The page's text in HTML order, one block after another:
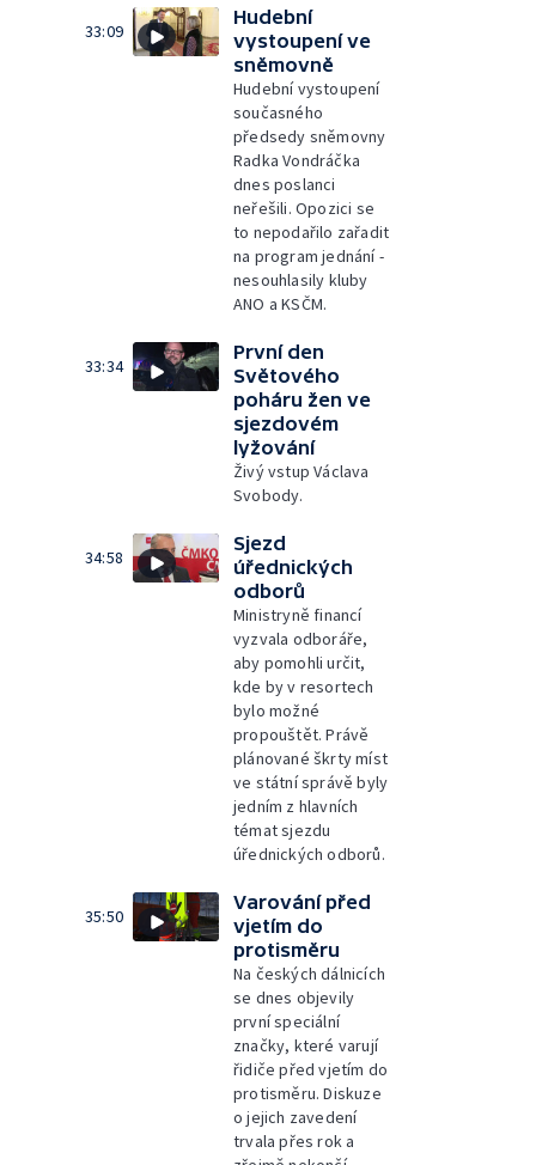
33:09
Hudební
vystoupení ve
sněmovně
Hudební vystoupení
současného
předsedy sněmovny
Radka Vondráčka
dnes poslanci
neřešili. Opozici se
to nepodařilo zařadit
na program jednání -
nesouhlasily kluby
ANO a KSČM.
33:34
První den
Světového
poháru žen ve
sjezdovém
lyžování
Živý vstup Václava
Svobody.
34:58
Sjezd
úřednických
odborů
Ministryně financí
vyzvala odboráře,
aby pomohli určit,
kde by v resortech
bylo možné
propouštět. Právě
plánované škrty míst
ve státní správě byly
jedním z hlavních
témat sjezdu
úřednických odborů.
35:50
Varování před
vjetím do
protisměru
Na českých dálnicích
se dnes objevily
první speciální
značky, které varují
řidiče před vjetím do
protisměru. Diskuze
o jejich zavedení
trvala přes rok a